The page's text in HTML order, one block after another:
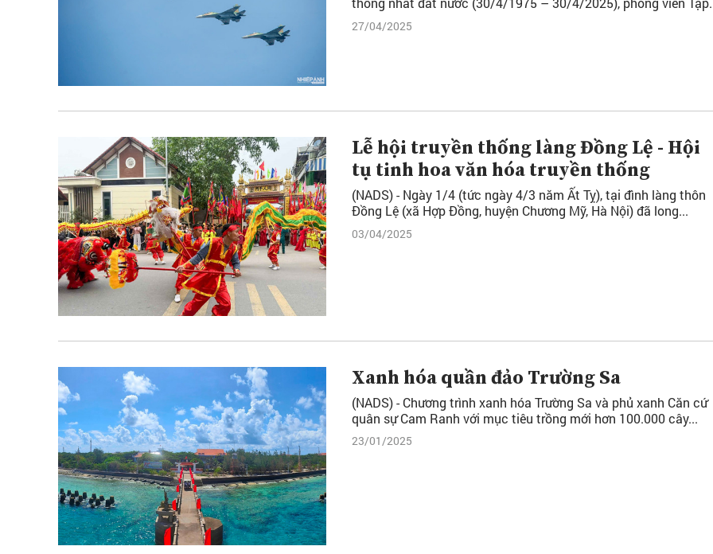
27/04/2025
Lễ hội truyền thống làng Đồng Lệ - Hội
tụ tinh hoa văn hóa truyền thống
(NADS) - Ngày 1/4 (tức ngày 4/3 năm Ất Tỵ), tại đình làng thôn
Đồng Lệ (xã Hợp Đồng, huyện Chương Mỹ, Hà Nội) đã long...
03/04/2025
Xanh hóa quần đảo Trường Sa
(NADS) - Chương trình xanh hóa Trường Sa và phủ xanh Căn cứ
quân sự Cam Ranh với mục tiêu trồng mới hơn 100.000 cây...
23/01/2025